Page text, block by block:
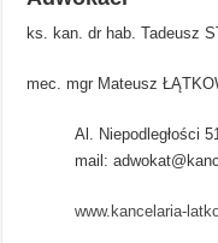
ks. kan. dr hab. Tadeusz
mec. mgr Mateusz
Al. Niepodległości
mail:
www.kancelaria-